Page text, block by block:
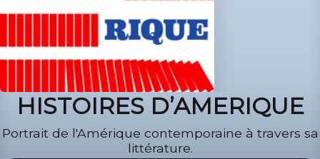
HISTOIRES D’AMERIQUE
Portrait de l'Amérique contemporaine à travers sa
littérature.